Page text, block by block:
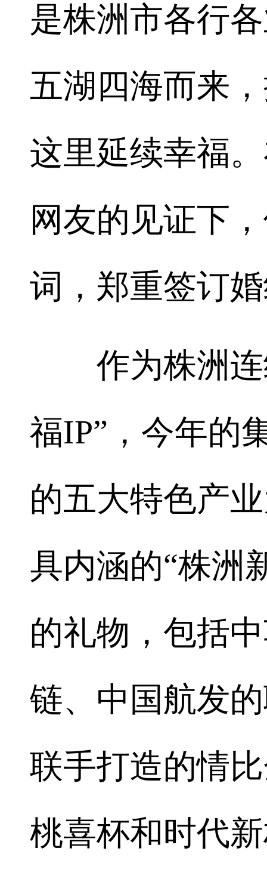
是株洲市各行
五湖四海而来
这里延续幸福
网友的见证下
词，郑重签订
作为株洲连
福IP”，今年的
的五大特色产
具内涵的“株洲
的礼物，包括
链、中国航发
联手打造的情
桃喜杯和时代